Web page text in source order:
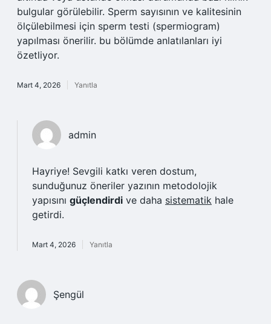
bulgular görülebilir. Sperm sayısının ve kalitesinin
ölçülebilmesi için sperm testi (spermiogram)
yapılması önerilir. bu bölümde anlatılanları iyi
özetliyor.
Mart 4, 2026 Yanıtla
admin
Hayriye! Sevgili katkı veren dostum,
sunduğunuz öneriler yazının metodolojik
yapısını güçlendirdi ve daha sistematik hale
getirdi.
Mart 4, 2026 Yanıtla
Şengül